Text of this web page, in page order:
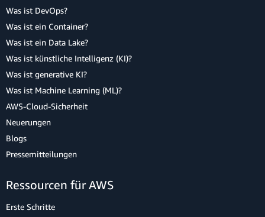
Was ist DevOps?
Was ist ein Container?
Was ist ein Data Lake?
Was ist künstliche Intelligenz (KI)?
Was ist generative KI?
Was ist Machine Learning (ML)?
AWS-Cloud-Sicherheit
Neuerungen
Blogs
Pressemitteilungen
Ressourcen für AWS
Erste Schritte